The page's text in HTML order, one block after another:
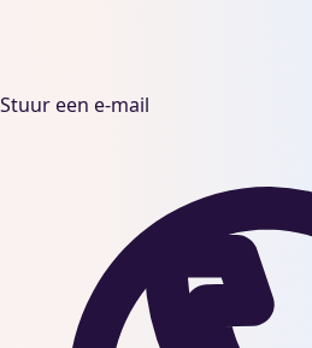
Stuur een e-mail